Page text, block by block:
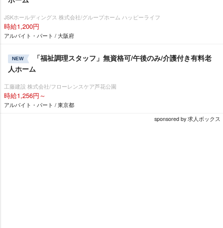
JSKホールディングス 株式会社/グループホーム ハッピーライフ
時給1,200円
アルバイト・パート / 大阪府
NEW
「福祉調理スタッフ」無資格可/午後のみ/介護付き有料老
人ホーム
工藤建設 株式会社/フローレンスケア芦花公園
時給1,256円～
アルバイト・パート / 東京都
sponsored by 求人ボックス